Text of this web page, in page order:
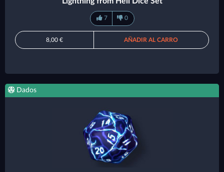
7 0
8,00 € AÑADIR AL CARRO
Dados